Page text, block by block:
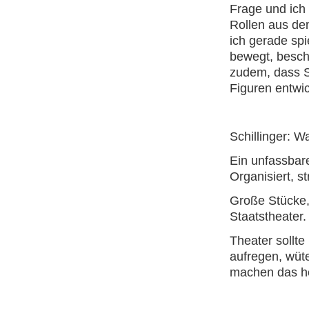
Frage und
Rollen aus
ich gerade
bewegt,
zudem, dass
Figuren
Schillinger:
Ein
Organisiert,
Große
Staatstheater.
Theater sollte
aufregen,
machen das